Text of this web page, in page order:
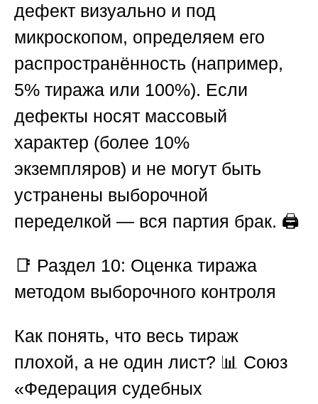
дефект визуально и под
микроскопом, определяем его
распространённость (например,
5% тиража или 100%). Если
дефекты носят массовый
характер (более 10%
экземпляров) и не могут быть
устранены выборочной
переделкой — вся партия брак. 🖨️
📑 Раздел 10: Оценка тиража
методом выборочного контроля
Как понять, что весь тираж
плохой, а не один лист? 📊 Союз
«Федерация судебных